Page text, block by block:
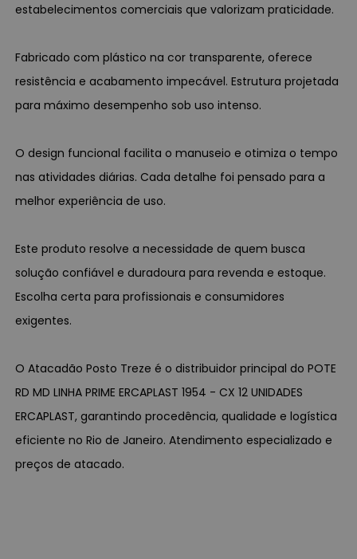
estabelecimentos comerciais que valorizam praticidade.
Fabricado com plástico na cor transparente, oferece
resistência e acabamento impecável. Estrutura projetada
para máximo desempenho sob uso intenso.
O design funcional facilita o manuseio e otimiza o tempo
nas atividades diárias. Cada detalhe foi pensado para a
melhor experiência de uso.
Este produto resolve a necessidade de quem busca
solução confiável e duradoura para revenda e estoque.
Escolha certa para profissionais e consumidores
exigentes.
O Atacadão Posto Treze é o distribuidor principal do POTE
RD MD LINHA PRIME ERCAPLAST 1954 - CX 12 UNIDADES
ERCAPLAST, garantindo procedência, qualidade e logística
eficiente no Rio de Janeiro. Atendimento especializado e
preços de atacado.